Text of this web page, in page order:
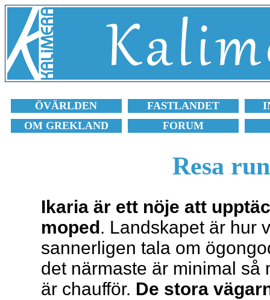
ÖVÄRLDEN FASTLANDET
OM GREKLAND
FORUM
Resa
Ikaria är ett nöje att
moped. Landskapet är hur
sannerligen tala om
det närmaste är minimal så
är chaufför. De stora